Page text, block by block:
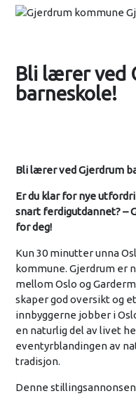
Bli lærer ved
barneskole!
Bli lærer ved Gjerdrum
Er du klar for nye
snart ferdigutdannet? –
for deg!
Kun 30 minutter unna
kommune. Gjerdrum er
mellom Oslo og
skaper god oversikt og
innbyggerne jobber i
en naturlig del av livet
eventyrblandingen av
tradisjon.
Denne